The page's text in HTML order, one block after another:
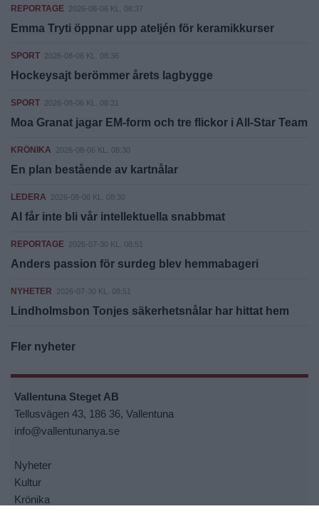
REPORTAGE 2026-08-06 KL. 08:37
Emma Tryti öppnar upp ateljén för keramikkurser
SPORT 2026-08-06 KL. 08:36
Hockeysajt berömmer årets lagbygge
SPORT 2026-08-06 KL. 08:31
Moa Granat jagar EM-form och tre flickor i All-Star Team
KRÖNIKA 2026-08-06 KL. 08:30
En plan bestående av kartnålar
LEDERA 2026-08-06 KL. 08:30
AI får inte bli vår intellektuella snabbmat
REPORTAGE 2026-07-30 KL. 08:51
Anders passion för surdeg blev hemmabageri
NYHETER 2026-07-30 KL. 08:51
Lindholmsbon Tonjes säkerhetsnålar har hittat hem
Fler nyheter
Vallentuna Steget AB
Tellusvägen 43, 186 36, Vallentuna
info@vallentunanya.se
Nyheter
Kultur
Krönika